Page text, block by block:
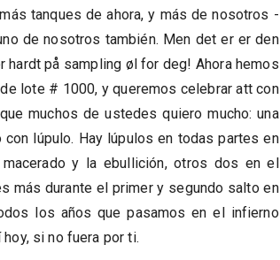
tanques de ahora, y más de nosotros -
de nosotros también. Men det er er den
på sampling øl for deg! Ahora hemos
lote # 1000, y queremos celebrar att con
muchos de ustedes quiero mucho: una
lúpulo. Hay lúpulos en todas partes en
y la ebullición, otros dos en el
más durante el primer y segundo salto en
los años que pasamos en el infierno
si no fuera por ti.